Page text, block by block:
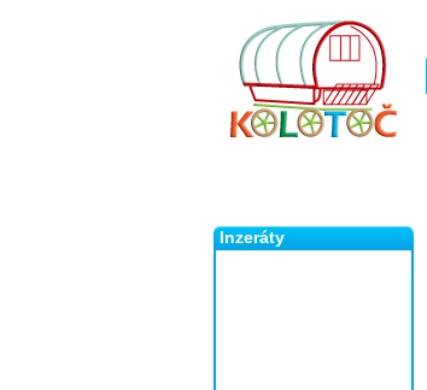
Inzeráty